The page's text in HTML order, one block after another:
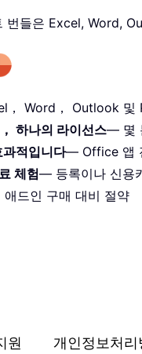
번들은 Excel, Word,
Word， Outlook 및
하나의 라이선스— 몇
적입니다— Office 앱
체험— 등록이나 신용
드인 구매 대비 절약
원 개인정보처리